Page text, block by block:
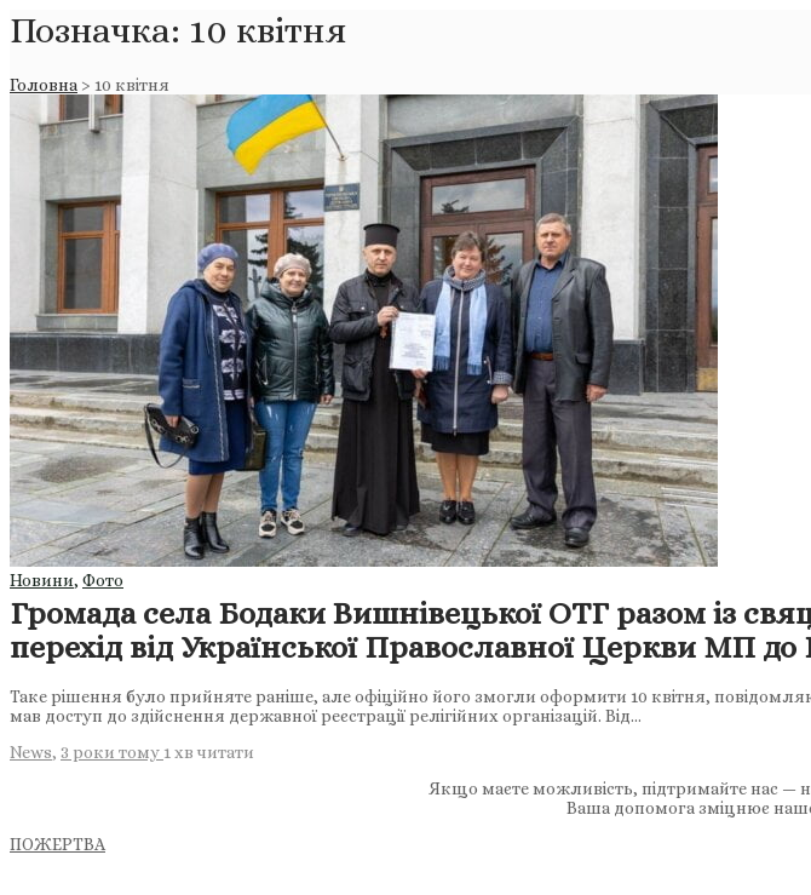
Позначка: 10 квітня
Головна > 10 квітня
Новини, Фото
Громада села Бодаки Вишнівецької ОТГ разом із
перехід від Української Православної Церкви МП
Таке рішення було прийняте раніше, але офіційно його змогли оформити 10 квітня,
мав доступ до здійснення державної реєстрації релігійних організацій. Від…
News, 3 роки тому 1 хв читати
Якщо маєте можливість, підтримайте нас —
Ваша допомога зміцнює
ПОЖЕРТВА